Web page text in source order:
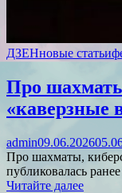
ДЗЕНновые статьи
Про
«каверзные
admin09.06.2026
Про шахматы,
публиковалась
Читайте далее